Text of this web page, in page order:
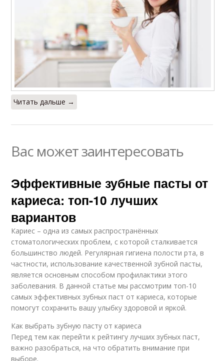
Читать дальше →
Вас может заинтересовать
Эффективные зубные пасты от
кариеса: топ-10 лучших
вариантов
Кариес – одна из самых распространённых
стоматологических проблем, с которой сталкивается
большинство людей. Регулярная гигиена полости рта, в
частности, использование качественной зубной пасты,
является основным способом профилактики этого
заболевания. В данной статье мы рассмотрим топ-10
самых эффективных зубных паст от кариеса, которые
помогут сохранить вашу улыбку здоровой и яркой.
Как выбрать зубную пасту от кариеса
Перед тем как перейти к рейтингу лучших зубных паст,
важно разобраться, на что обратить внимание при
выборе.